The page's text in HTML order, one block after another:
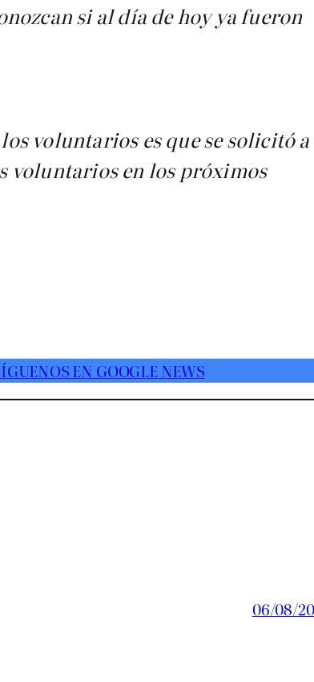
si al día de hoy ya fueron
voluntarios es que se solicitó a
voluntarios en los próximos
EN GOOGLE NEWS
06/08/